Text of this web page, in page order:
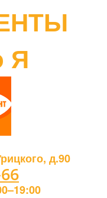
Я
д.90